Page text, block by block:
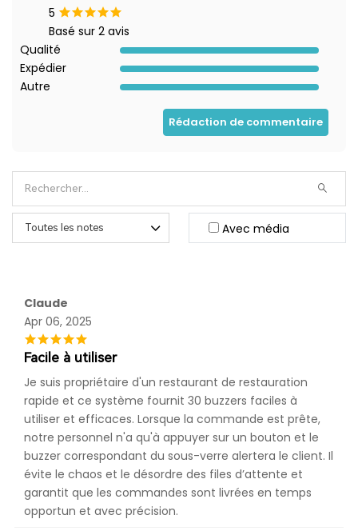
5
Basé sur 2 avis
Qualité
Expédier
Autre
Rédaction de commentaire
Avec média
Claude
Apr 06, 2025
Facile à utiliser
Je suis propriétaire d'un restaurant de restauration
rapide et ce système fournit 30 buzzers faciles à
utiliser et efficaces. Lorsque la commande est prête,
notre personnel n'a qu'à appuyer sur un bouton et le
buzzer correspondant du sous-verre alertera le client. Il
évite le chaos et le désordre des files d’attente et
garantit que les commandes sont livrées en temps
opportun et avec précision.